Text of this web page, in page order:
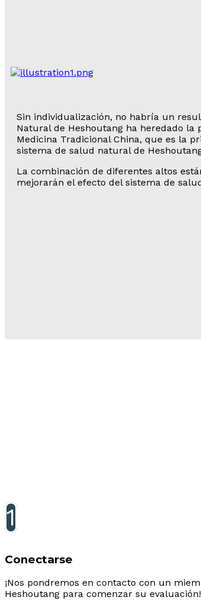
Sin individualización, no habría un
Natural de Heshoutang ha heredado
Medicina Tradicional China, que es la
sistema de salud natural de
La combinación de diferentes altos
mejorarán el efecto del sistema de
1
Conectarse
¡Nos pondremos en contacto con un
Heshoutang para comenzar su evaluación!